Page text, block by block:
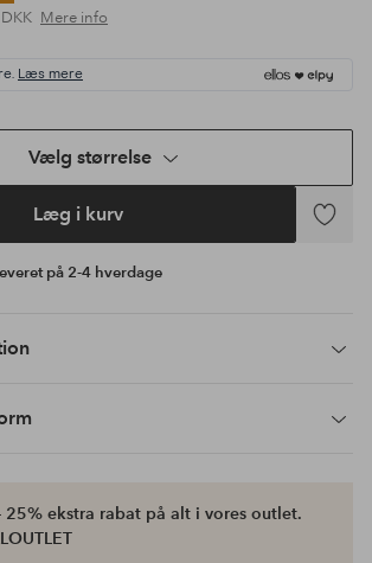
Mere info
Læs mere
Vælg størrelse
Læg i kurv
Tilføj
på 2-4 hverdage
25% ekstra rabat på alt i vores outlet.